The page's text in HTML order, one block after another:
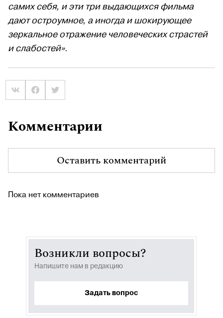
самих себя, и эти три выдающихся фильма
дают остроумное, а иногда и шокирующее
зеркальное отражение человеческих страстей
и слабостей».
Комментарии
Оставить комментарий
Пока нет комментариев
Возникли вопросы?
Напишите нам в редакцию
Задать вопрос